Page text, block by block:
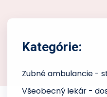
Kategórie:
Zubné ambulancie -
Všeobecný lekár -